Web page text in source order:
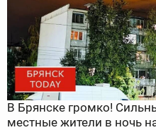
В Брянске громко!
местные жители в ночь